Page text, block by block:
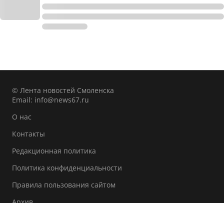
© Лента новостей Смоленска
Email: info@news67.ru
О нас
Контакты
Редакционная политика
Политика конфиденциальности
Правила пользования сайтом